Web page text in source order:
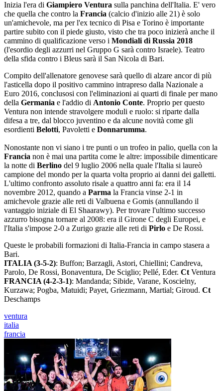
Inizia l'era di Giampiero Ventura sulla panchina dell'Italia. E' vero
che quella che contro la Francia (calcio d'inizio alle 21) è solo
un'amichevole, ma per l'ex tecnico di Pisa e Torino è importante
partire subito con il piede giusto, visto che tra poco inizierà anche il
cammino di qualificazione verso i Mondiali di Russia 2018
(l'esordio degli azzurri nel Gruppo G sarà contro Israele). Teatro
della sfida contro i Bleus sarà il San Nicola di Bari.
Compito dell'allenatore genovese sarà quello di alzare ancor di più
l'asticella dopo il positivo cammino intrapreso dalla Nazionale a
Euro 2016, conclusosi con l'eliminazioni ai quarti di finale per mano
della Germania e l'addio di Antonio Conte. Proprio per questo
Ventura non intende stravolgere moduli e ruolo: si riparte dalla
difesa a tre, dal blocco juventino e da alcune novità come gli
esordienti Belotti, Pavoletti e Donnarumma.
Nonostante non vi siano i tre punti o un trofeo in palio, quella con la
Francia non è mai una partita come le altre: impossibile dimenticare
la notte di Berlino del 9 luglio 2006 nella quale l'Italia si laureò
campione del mondo per la quarta volta proprio ai danni dei galletti.
L'ultimo confronto assoluto risale a quattro anni fa: era il 14
novembre 2012, quando a Parma la Francia vinse 2-1 in
amichevole grazie alle reti di Valbuena e Gomis (annullando il
vantaggio iniziale di El Shaarawy). Per trovare l'ultimo successo
azzurro bisogna tornare al 2008: era il Girone C degli Europei, e
l'Italia s'impose 2-0 a Zurigo grazie alle reti di Pirlo e De Rossi.
Queste le probabili formazioni di Italia-Francia in campo stasera a
Bari.
ITALIA (3-5-2): Buffon; Barzagli, Astori, Chiellini; Candreva,
Parolo, De Rossi, Bonaventura, De Sciglio; Pellé, Eder. Ct Ventura
FRANCIA (4-2-3-1): Mandanda; Sibide, Varane, Koscielny,
Kurzawa; Pogba, Matuidi; Payet, Griezmann, Martial; Giroud. Ct
Deschamps
ventura
italia
francia